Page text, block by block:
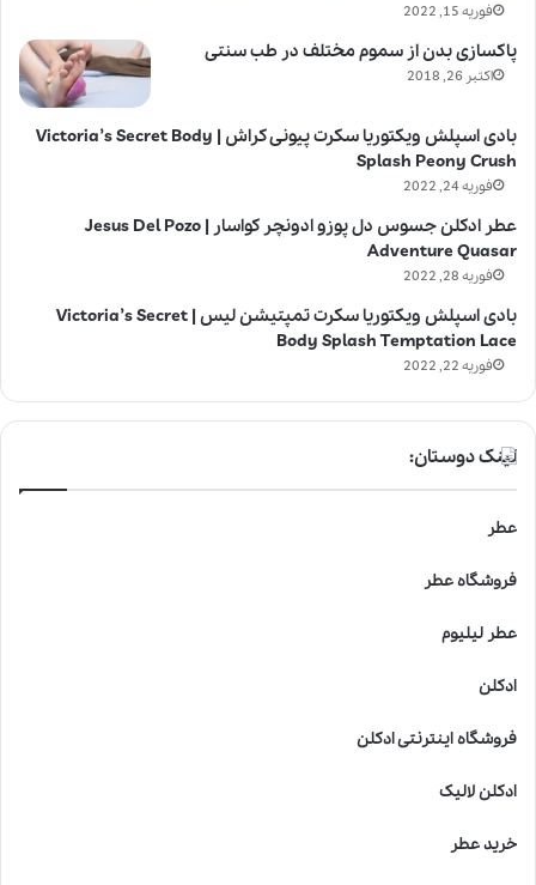
فوریه 15, 2022
پاکسازی بدن از سموم مختلف در طب سنتی
اکتبر 26, 2018
بادی اسپلش ویکتوریا سکرت پیونی کراش | Victoria’s Secret Body
Splash Peony Crush
فوریه 24, 2022
عطر ادکلن جسوس دل پوزو ادونچر کواسار | Jesus Del Pozo
Adventure Quasar
فوریه 28, 2022
بادی اسپلش ویکتوریا سکرت تمپتیشن لیس | Victoria’s Secret
Body Splash Temptation Lace
فوریه 22, 2022
لینک دوستان:
عطر
فروشگاه عطر
عطر لیلیوم
ادکلن
فروشگاه اینترنتی ادکلن
ادکلن لالیک
خرید عطر